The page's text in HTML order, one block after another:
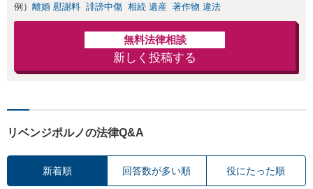
例） 離婚 慰謝料 誹謗中傷 相続 遺産 著作物 違法
無料法律相談
新しく投稿する
リベンジポルノの法律Q&A
新着順 回答数が多い順 役にたった順